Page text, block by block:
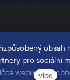
pro sociální
webu.více